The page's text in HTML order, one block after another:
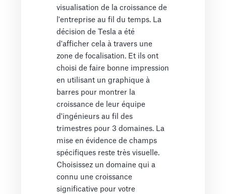
visualisation de la croissance de
l'entreprise au fil du temps. La
décision de Tesla a été
d'afficher cela à travers une
zone de focalisation. Et ils ont
choisi de faire bonne impression
en utilisant un graphique à
barres pour montrer la
croissance de leur équipe
d'ingénieurs au fil des
trimestres pour 3 domaines. La
mise en évidence de champs
spécifiques reste très visuelle.
Choisissez un domaine qui a
connu une croissance
significative pour votre